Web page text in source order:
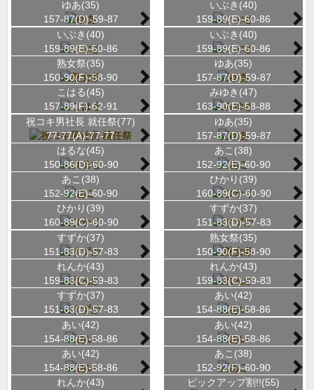
ゆあ(35)
157-87(D)-59-87
いぶき(40)
159-89(E)-60-86
いぶき(40)
159-89(E)-60-86
いぶき(40)
159-89(E)-60-86
熟女祭(35)
150-90(F)-58-90
ゆあ(35)
157-87(D)-59-87
こはる(45)
157-89(F)-62-91
みゆき(47)
163-90(E)-58-88
祝コキ男社長 就任祭(77)
77-77(A)-77-77
ゆあ(35)
157-87(D)-59-87
はるな(45)
150-86(D)-60-90
あこ(38)
152-92(E)-60-90
あこ(38)
152-92(E)-60-90
ひかり(39)
160-89(C)-60-90
ひかり(39)
160-89(C)-60-90
すずか(37)
151-83(D)-57-83
すずか(37)
151-83(D)-57-83
熟女祭(35)
150-90(F)-58-90
れんか(43)
159-83(C)-59-83
れんか(43)
159-83(C)-59-83
すずか(37)
151-83(D)-57-83
あい(42)
154-88(E)-58-86
あい(42)
154-88(E)-58-86
あい(42)
154-88(E)-58-86
あい(42)
154-88(E)-58-86
あこ(38)
152-92(F)-60-90
れんか(43)
ピックアップ割!!(55)